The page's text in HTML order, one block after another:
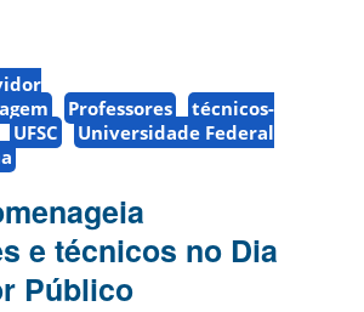
Professores
técnicos-
UFSC
Universidade Federal
e técnicos no Dia
Público